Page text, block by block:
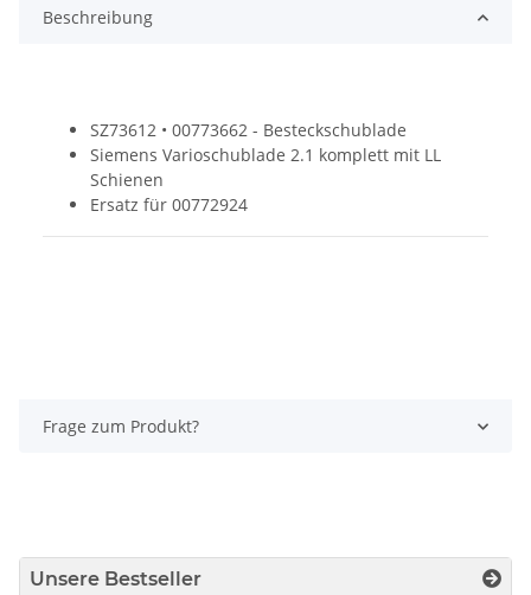
Beschreibung
SZ73612 • 00773662 - Besteckschublade
Siemens Varioschublade 2.1 komplett mit LL
Schienen
Ersatz für 00772924
Frage zum Produkt?
Unsere Bestseller